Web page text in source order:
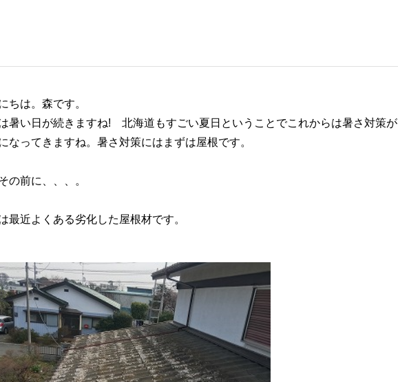
ちは。森です。
暑い日が続きますね! 北海道もすごい夏日ということでこれからは暑さ対策が
なってきますね。暑さ対策にはまずは屋根です。
の前に、、、。
最近よくある劣化した屋根材です。